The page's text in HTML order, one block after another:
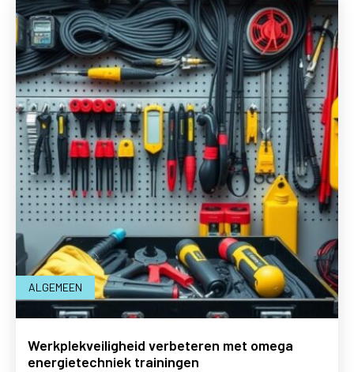
ALGEMEEN
Werkplekveiligheid verbeteren met omega
energietechniek trainingen